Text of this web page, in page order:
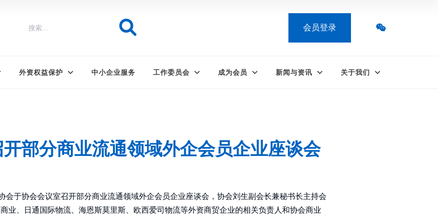
会员登录
外资权益保护 中小企业服务 工作委员会 成为会员 新闻与资讯 关于我们
部分商业流通领域外企会员企业座谈会
会于协会会议室召开部分商业流通领域外企会员企业座谈会，协会刘生副会长兼秘书长主持会
业、日通国际物流、海恩斯莫里斯、欧西爱司物流等外资商贸企业的相关负责人和协会商业